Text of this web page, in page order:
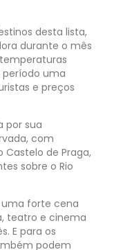
desta lista,
durante o mês
período uma
e preços
por sua
com
Castelo de Praga,
sobre o Rio
forte cena
teatro e cinema
E para os
podem